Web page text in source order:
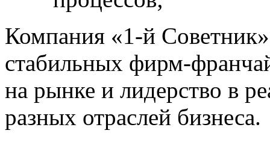
Компания «1-й
стабильных фирм-
на рынке и лидерство в
разных отраслей бизнеса.